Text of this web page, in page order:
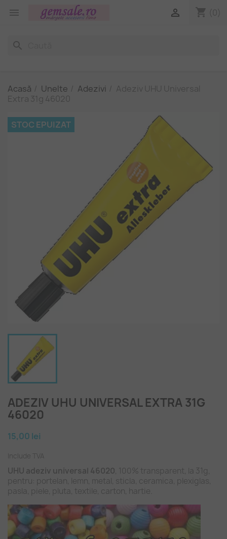
 shopping_cart (0)

search
Acasă Unelte Adezivi
Adeziv UHU Universal
Extra 31g 46020
STOC EPUIZAT
ADEZIV UHU UNIVERSAL EXTRA 31G
46020
15,00 lei
Include TVA
UHU adeziv universal 46020, 100% transparent, la 31g,
pentru: portelan, lemn, metal, sticla, ceramica, plexiglas,
pasla, piele, pluta, textile, carton, hartie.